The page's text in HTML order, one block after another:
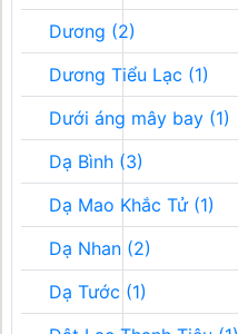
Dương (2)
Dương Tiểu Lạc (1)
Dưới áng mây bay (1)
Dạ Bình (3)
Dạ Mao Khắc Tử (1)
Dạ Nhan (2)
Dạ Tước (1)